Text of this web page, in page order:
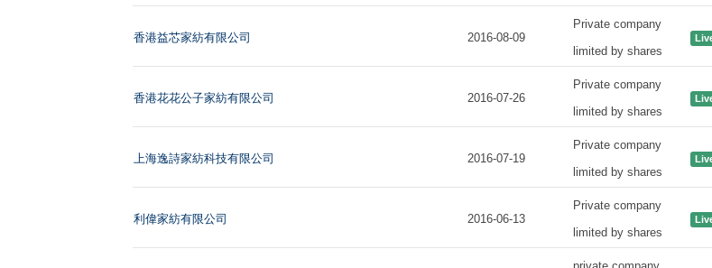
香港益芯家紡有限公司 2016-08-09
Private company
limited by shares
香港花花公子家紡有限公司 2016-07-26
Private company
limited by shares
上海逸詩家紡科技有限公司 2016-07-19
Private company
limited by shares
利偉家紡有限公司 2016-06-13
Private company
limited by shares